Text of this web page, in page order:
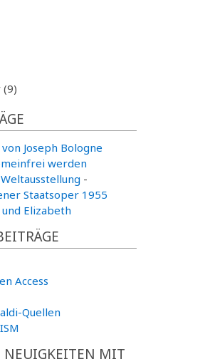
(9)
von Joseph Bologne
werden
-
Staatsoper 1955
Elizabeth
Access
Quellen
NEUIGKEITEN MIT